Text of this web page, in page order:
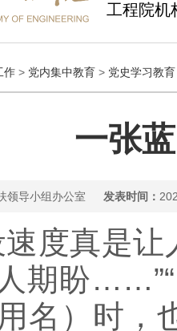
工程院机
作> 党内集中教育> 党史学习教育
一张
领导小组办公室 发表时间：
真是让
期盼
用名）时